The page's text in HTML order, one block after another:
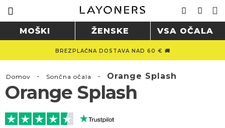
MOŠKI ŽENSKE VSA OČALA
BREZPLAČNA DOSTAVA NAD 60 € 🚚
Domov - Sončna očala - Orange Splash
Orange Splash